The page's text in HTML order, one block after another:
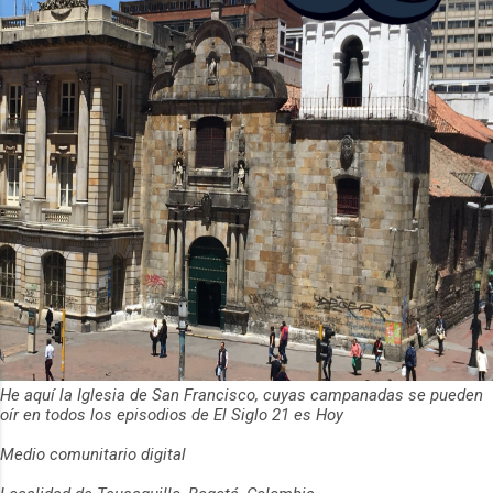
He aquí la Iglesia de San Francisco, cuyas campanadas se pueden
oír en todos los episodios de El Siglo 21 es Hoy
Medio comunitario digital